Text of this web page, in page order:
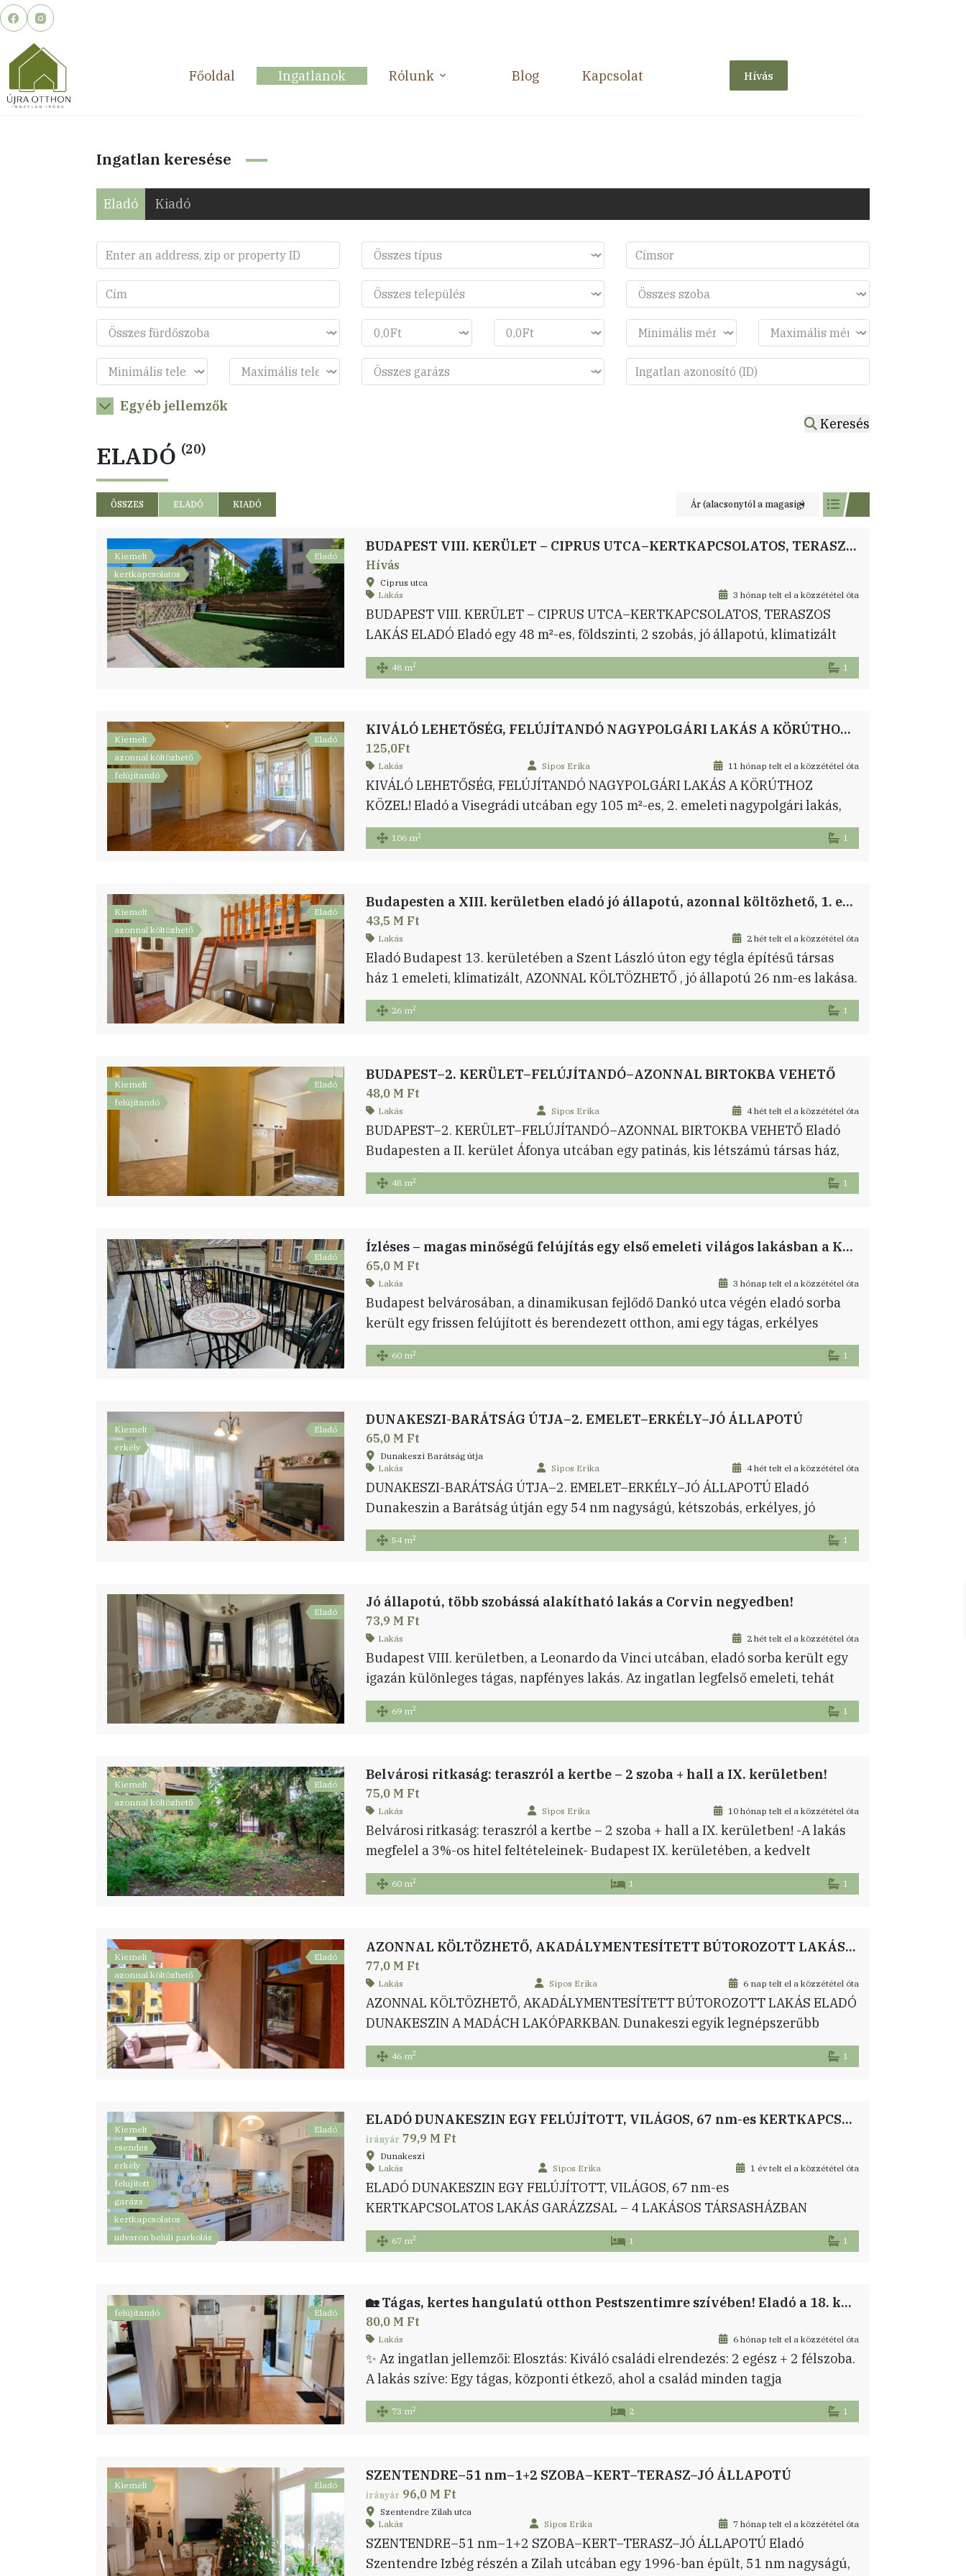
Skip
to
content
Főoldal
Ingatlanok Rólunk Blog Kapcsolat Hívás
Ingatlan keresése
Eladó Kiadó
Egyéb jellemzők
Keresés
ELADÓ (20)
ÖSSZES ELADÓ KIADÓ Ár (alacsonytól a magasig)
Kiemelt
kertkapcsolatos
Eladó
BUDAPEST VIII. KERÜLET – CIPRUS UTCA–KERTKAPCSOLATOS, TERASZOS LAKÁS ELADÓ
Hívás
Ciprus utca
Lakás
3 hónap telt el a közzététel óta
BUDAPEST VIII. KERÜLET – CIPRUS UTCA–KERTKAPCSOLATOS, TERASZOS
LAKÁS ELADÓ Eladó egy 48 m²-es, földszinti, 2 szobás, jó állapotú, klimatizált
lakás 21,5 nm saját kert- és 7,5 nm teraszkapcsolattal egy 2009-ben épült,
szigetelt, téglaépítésű társas házban. Az ingatlan jelenlegi tulajdonosai az első
48 m2 1
Kiemelt
azonnal költözhető
felújítandó
Eladó
KIVÁLÓ LEHETŐSÉG, FELÚJÍTANDÓ NAGYPOLGÁRI LAKÁS A KÖRÚTHOZ KÖZEL!
125,0Ft
Lakás Sipos Erika 11 hónap telt el a közzététel óta
KIVÁLÓ LEHETŐSÉG, FELÚJÍTANDÓ NAGYPOLGÁRI LAKÁS A KÖRÚTHOZ
KÖZEL! Eladó a Visegrádi utcában egy 105 m²-es, 2. emeleti nagypolgári lakás,
amely felújításra vár, de elrendezésének és adottságainak köszönhetően
rengeteg lehetőséget rejt magában. A körúthoz közeli, liftes társasházban
106 m2 1
Kiemelt
azonnal költözhető
Eladó
Budapesten a XIII. kerületben eladó jó állapotú, azonnal költözhető, 1. emeleti garzon lakás.
43,5 M Ft
Lakás 2 hét telt el a közzététel óta
Eladó Budapest 13. kerületében a Szent László úton egy tégla építésű társas
ház 1 emeleti, klimatizált, AZONNAL KÖLTÖZHETŐ , jó állapotú 26 nm-es lakása.
A 1950-es években épült társas házban folyamatosan végzik a karbantartási,
felújítási munkálatokat, állapota átlagos. Jelenleg folyamatban van a lépcsőház
26 m2 1
Kiemelt
felújítandó
Eladó
BUDAPEST–2. KERÜLET–FELÚJÍTANDÓ–AZONNAL BIRTOKBA VEHETŐ
48,0 M Ft
Lakás Sipos Erika 4 hét telt el a közzététel óta
BUDAPEST–2. KERÜLET–FELÚJÍTANDÓ–AZONNAL BIRTOKBA VEHETŐ Eladó
Budapesten a II. kerület Áfonya utcában egy patinás, kis létszámú társas ház,
szuterén szinten elhelyezkedő, nem sötét, TELJESEN FELÚJÍTANDÓ garzon
lakás. A lakás 42 nm nagyságú, saját tárolóval rendelkezik. Elosztása: előszoba,
48 m2 1
Eladó
Ízléses – magas minőségű felújítás egy első emeleti világos lakásban a Kálvária térnél.
65,0 M Ft
Lakás 3 hónap telt el a közzététel óta
Budapest belvárosában, a dinamikusan fejlődő Dankó utca végén eladó sorba
került egy frissen felújított és berendezett otthon, ami egy tágas, erkélyes
nappaliból és egy nagy méretű hálószobából, külön konyhából és egy szintén
tágas fürdőszobából áll. A közös költség 26.424 Ft/hó és jelenleg pluszban 7.340
60 m2 1
Kiemelt
erkély
Eladó
DUNAKESZI-BARÁTSÁG ÚTJA–2. EMELET–ERKÉLY–JÓ ÁLLAPOTÚ
65,0 M Ft
Dunakeszi Barátság útja
Lakás
Sipos Erika 4 hét telt el a közzététel óta
DUNAKESZI-BARÁTSÁG ÚTJA–2. EMELET–ERKÉLY–JÓ ÁLLAPOTÚ Eladó
Dunakeszin a Barátság útján egy 54 nm nagyságú, kétszobás, erkélyes, jó
állapotú, keleti fekvésű, 2. emeleti lakás. Az ingatlan 2017-ben került
felújításra: szobai padló burkolatok, teljes konyha, illetve az egyik szobában
54 m2 1
Eladó
Jó állapotú, több szobássá alakítható lakás a Corvin negyedben!
73,9 M Ft
Lakás 2 hét telt el a közzététel óta
Budapest VIII. kerületben, a Leonardo da Vinci utcában, eladó sorba került egy
igazán különleges tágas, napfényes lakás. Az ingatlan legfelső emeleti, tehát
felső szomszéd nincs és a tető nem rég lett cserélve azon a részen. D – DNY -DK
tájolásának köszönhetően napfényesek a szobák, amelyek könnyen több
69 m2 1
Kiemelt
azonnal költözhető
Eladó
Belvárosi ritkaság: teraszról a kertbe – 2 szoba + hall a IX. kerületben!
75,0 M Ft
Lakás Sipos Erika 10 hónap telt el a közzététel óta
Belvárosi ritkaság: teraszról a kertbe – 2 szoba + hall a IX. kerületben! -A lakás
megfelel a 3%-os hitel feltételeinek- Budapest IX. kerületében, a kedvelt
Vaskapu utcában kínálunk megvételre egy 60 m²-es, félemeleten található, 2
szoba + hall elosztású, közepes állapotú lakást, amelyhez saját tároló és egy
60 m2 1 1
Kiemelt
azonnal költözhető
Eladó
AZONNAL KÖLTÖZHETŐ, AKADÁLYMENTESÍTETT BÚTOROZOTT LAKÁS ELADÓ DUNAKESZIN A MADÁCH LAKÓPARKBAN.
77,0 M Ft
Lakás Sipos Erika 6 nap telt el a közzététel óta
AZONNAL KÖLTÖZHETŐ, AKADÁLYMENTESÍTETT BÚTOROZOTT LAKÁS ELADÓ
DUNAKESZIN A MADÁCH LAKÓPARKBAN. Dunakeszi egyik legnépszerűbb
lakóparkjában, rendezett, 2005-ben épült, szigetelt, liftes társas házban
kínálunk megvételre egy jó állapotú, 46 m²-es, 1. emeleti, erkélyes lakást. Az
mindennapokat. […]
46 m2 1
Kiemelt
csendes
erkély
felujitott
garázs
kertkapcsolatos
udvaron belüli parkolás
Eladó
ELADÓ DUNAKESZIN EGY FELÚJÍTOTT, VILÁGOS, 67 nm-es KERTKAPCSOLATOS LAKÁS GARÁZZSAL – 4 LAKÁSOS TÁRSASHÁZBAN
irányár 79,9 M Ft
Dunakeszi
Lakás
Sipos Erika 1 év telt el a közzététel óta
ELADÓ DUNAKESZIN EGY FELÚJÍTOTT, VILÁGOS, 67 nm-es
KERTKAPCSOLATOS LAKÁS GARÁZZSAL – 4 LAKÁSOS TÁRSASHÁZBAN
INGATLAN JELLEMZŐI: – Tégla építésű, lapos tetős, 4 lakásos, előkertes
társasházban helyezkedik el – A körbenapozott lakás 67 nm alapterületű,
67 m2 1 1
felújítandó Eladó
🏡 Tágas, kertes hangulatú otthon Pestszentimre szívében! Eladó a 18. kerületben, a Nemes utca végénél egy 2000-ben épült, tégla építésű, földszinti lakás. Ha fontos a jó elosztás és a zöld környezet, de szeretnéd a saját ízlésedre formálni új otthonodat, ez a te lehetőséged!
80,0 M Ft
Lakás 6 hónap telt el a közzététel óta
✨ Az ingatlan jellemzői: Elosztás: Kiváló családi elrendezés: 2 egész + 2 félszoba.
A lakás szíve: Egy tágas, központi étkező, ahol a család minden tagja
kényelmesen összeülhet. Tájolás: * A konyha és a kisebb szobák az utca felé
néznek. A nappali és a nagyméretű hálószoba a ház belső, tágas és gondozott
73 m2 2 1
Kiemelt Eladó
SZENTENDRE–51 nm–1+2 SZOBA–KERT–TERASZ–JÓ ÁLLAPOTÚ
irányár 96,0 M Ft
Szentendre Zilah utca
Lakás
Sipos Erika 7 hónap telt el a közzététel óta
SZENTENDRE–51 nm–1+2 SZOBA–KERT–TERASZ–JÓ ÁLLAPOTÚ Eladó
Szentendre Izbég részén a Zilah utcában egy 1996-ban épült, 51 nm nagyságú,